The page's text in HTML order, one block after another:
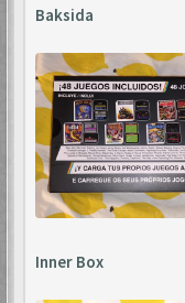
Baksida
Inner Box